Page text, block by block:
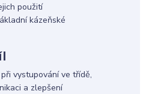
použití
kázeňské
vystupování ve třídě,
a zlepšení